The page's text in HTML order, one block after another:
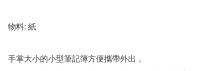
物料: 紙
手掌大小的小型筆記簿方便攜帶外出，